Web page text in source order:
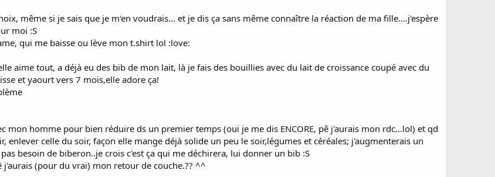
même si je sais que je m'en voudrais... et je dis ça sans même connaître la réaction de ma fille....j'espère
moi :S
qui me baisse ou lève mon t.shirt lol :love:
aime tout, a déjà eu des bib de mon lait, là je fais des bouillies avec du lait de croissance coupé avec du
et yaourt vers 7 mois,elle adore ça!
mon homme pour bien réduire ds un premier temps (oui je me dis ENCORE, pê j'aurais mon rdc...lol) et qd
enlever celle du soir, façon elle mange déjà solide un peu le soir,légumes et céréales; j'augmenterais un
besoin de biberon..je crois c'est ça qui me déchirera, lui donner un bib :S
j'aurais (pour du vrai) mon retour de couche.?? ^^